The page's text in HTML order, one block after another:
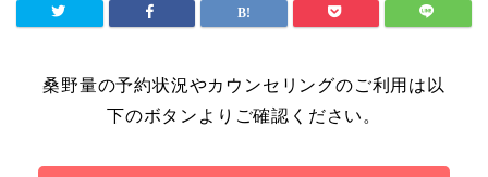
桑野量の予約状況やカウンセリングのご利用は以
下のボタンよりご確認ください。